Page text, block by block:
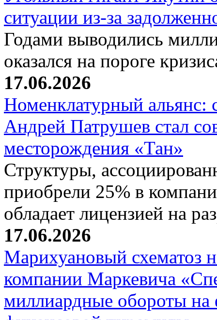
ситуации из-за
Годами выводились
оказался на пороге
17.06.2026
Номенклатурный альянс:
Андрей Патрушев стал
месторождения «Тан»
Структуры,
приобрели 25% в
обладает лицензией на
17.06.2026
Марихуановый схематоз
компании Маркевича
миллиардные обороты